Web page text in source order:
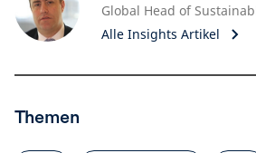
Global Head of
Alle Insights Artikel
Themen